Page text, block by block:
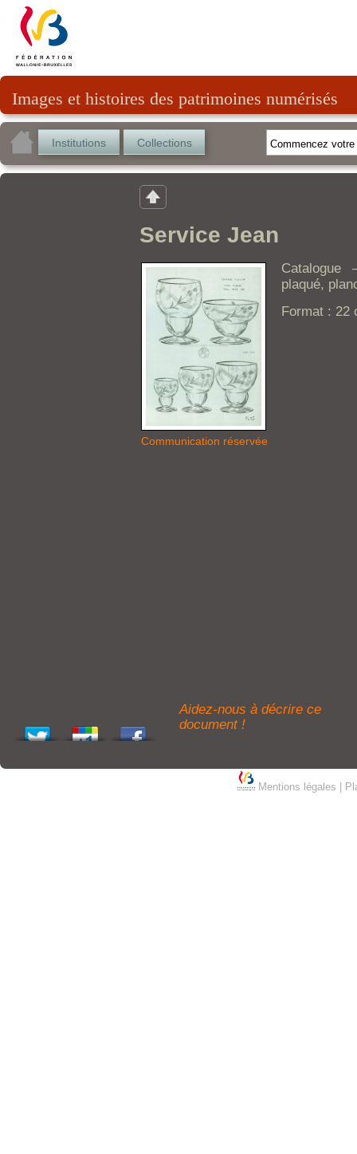
Images et histoires des patrimoines numérisés
Institutions Collections
Service Jean
Communication réservée
plaqué,
Format : 22
Aidez-nous à décrire ce
document !
Mentions légales